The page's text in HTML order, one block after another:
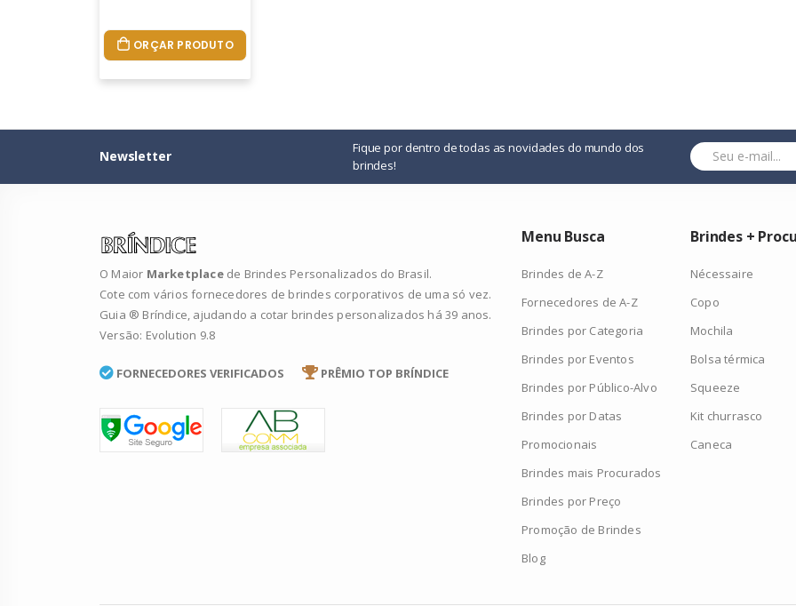
ORÇAR PRODUTO
Newsletter
Fique por dentro de todas as novidades do mundo dos
brindes!
O Maior Marketplace de Brindes Personalizados do Brasil.
Cote com vários fornecedores de brindes corporativos de uma só vez.
Guia ® Bríndice, ajudando a cotar brindes personalizados há 39 anos.
Versão: Evolution 9.8
FORNECEDORES VERIFICADOS PRÊMIO TOP BRÍNDICE
Menu Busca
Brindes de A-Z
Fornecedores de A-Z
Brindes por Categoria
Brindes por Eventos
Brindes por Público-Alvo
Brindes por Datas
Promocionais
Brindes mais Procurados
Brindes por Preço
Promoção de Brindes
Blog
Brindes +
Nécessaire
Copo
Mochila
Bolsa térmica
Squeeze
Kit churrasco
Caneca